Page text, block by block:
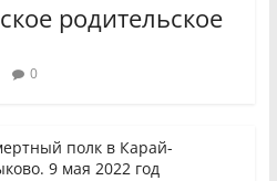
родительское
0
полк в Карай-
9 мая 2022 год